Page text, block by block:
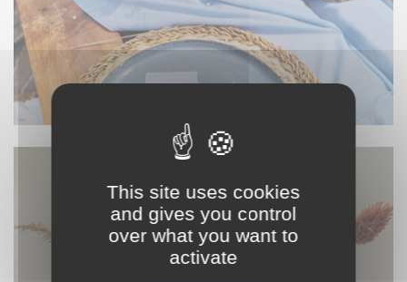
This site uses cookies
and gives you control
over what you want to
activate